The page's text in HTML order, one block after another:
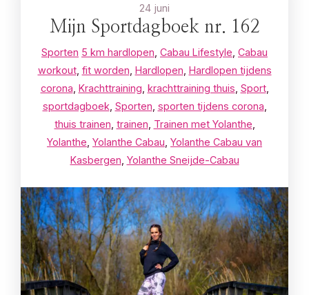
24 juni
Mijn Sportdagboek nr. 162
Sporten 5 km hardlopen, Cabau Lifestyle, Cabau
workout, fit worden, Hardlopen, Hardlopen tijdens
corona, Krachttraining, krachttraining thuis, Sport,
sportdagboek, Sporten, sporten tijdens corona,
thuis trainen, trainen, Trainen met Yolanthe,
Yolanthe, Yolanthe Cabau, Yolanthe Cabau van
Kasbergen, Yolanthe Sneijde-Cabau